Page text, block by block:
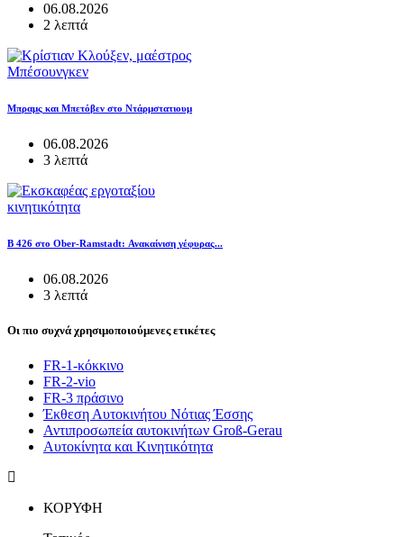
06.08.2026
2 λεπτά
Μπέσουνγκεν
Μπραμς και Μπετόβεν στο Ντάρμστατιουμ
06.08.2026
3 λεπτά
κινητικότητα
B 426 στο Ober-Ramstadt: Ανακαίνιση γέφυρας...
06.08.2026
3 λεπτά
Οι πιο συχνά χρησιμοποιούμενες ετικέτες
FR-1-κόκκινο
FR-2-vio
FR-3 πράσινο
Έκθεση Αυτοκινήτου Νότιας Έσσης
Αντιπροσωπεία αυτοκινήτων Groß-Gerau
Αυτοκίνητα και Κινητικότητα
ΚΟΡΥΦΗ